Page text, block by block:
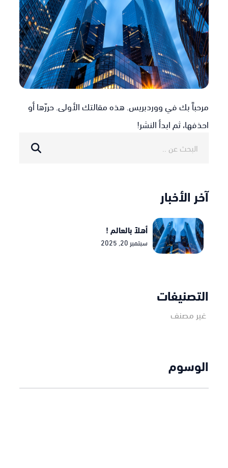
مرحباً بك في ووردبريس. هذه مقالتك الأولى. حررّها أو
احذفها، ثم ابدأ النشر!
آخر الأخبار
أهلاً بالعالم !
سبتمبر 20, 2025
التصنيفات
غير مصنف
الوسوم